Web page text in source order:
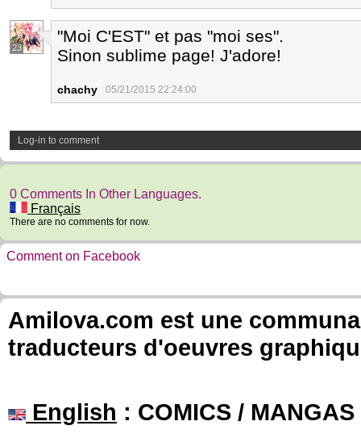
23
"Moi C'EST" et pas "moi ses".
Sinon sublime page! J'adore!
chachy 05/21/2015 22:24:00
Log-in to comment
0 Comments In Other Languages.
Français
There are no comments for now.
Comment on Facebook
Amilova.com est une
traducteurs d'oeuvres
English : COMICS /